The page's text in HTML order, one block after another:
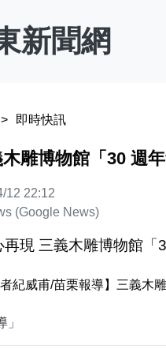
新聞網
即時快訊
雕博物館「30 週
12 22:12
(Google News)
再現 三義木雕博物館「
者紀威甫/苗栗報導】三義木